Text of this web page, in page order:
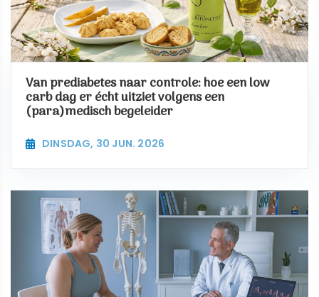
Van prediabetes naar controle: hoe een low
carb dag er écht uitziet volgens een
(para)medisch begeleider
DINSDAG, 30 JUN. 2026